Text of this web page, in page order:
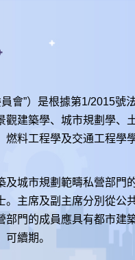
會”）是根據第1/2015
建築學、城市規劃學
料工程學及交通工程
城市規劃範疇私營部
主席及副主席分別從
門的成員應具有都市
續期。